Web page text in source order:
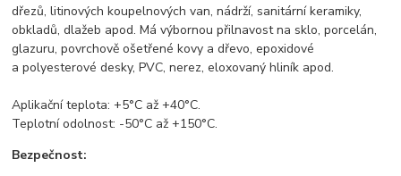
dřezů, litinových koupelnových van, nádrží, sanitární keramiky,
obkladů, dlažeb apod. Má výbornou přilnavost na sklo, porcelán,
glazuru, povrchově ošetřené kovy a dřevo, epoxidové
a polyesterové desky, PVC, nerez, eloxovaný hliník apod.
Aplikační teplota: +5°C až +40°C.
Teplotní odolnost: -50°C až +150°C.
Bezpečnost: